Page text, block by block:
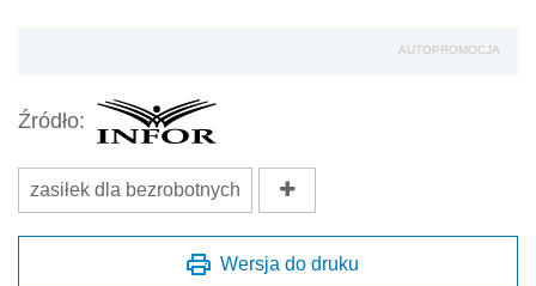
AUTOPROMOCJA
Źródło:
zasiłek dla bezrobotnych
Wersja do druku